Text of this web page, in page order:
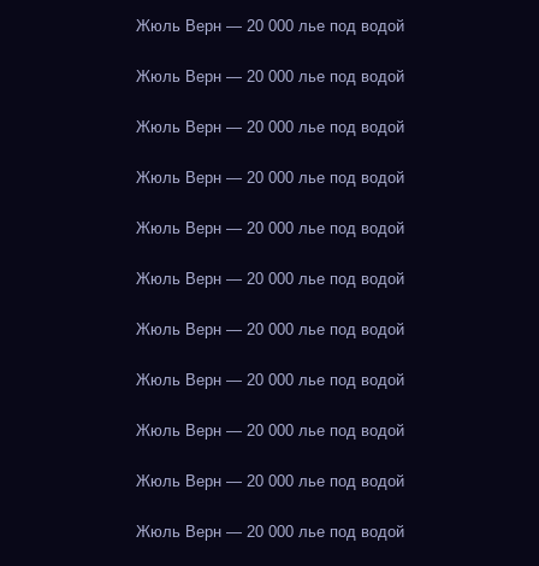
Жюль Верн — 20 000 лье под водой
Жюль Верн — 20 000 лье под водой
Жюль Верн — 20 000 лье под водой
Жюль Верн — 20 000 лье под водой
Жюль Верн — 20 000 лье под водой
Жюль Верн — 20 000 лье под водой
Жюль Верн — 20 000 лье под водой
Жюль Верн — 20 000 лье под водой
Жюль Верн — 20 000 лье под водой
Жюль Верн — 20 000 лье под водой
Жюль Верн — 20 000 лье под водой